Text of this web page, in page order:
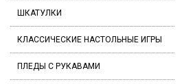
ШКАТУЛКИ
КЛАССИЧЕСКИЕ НАСТОЛЬНЫЕ ИГРЫ
ПЛЕДЫ С РУКАВАМИ